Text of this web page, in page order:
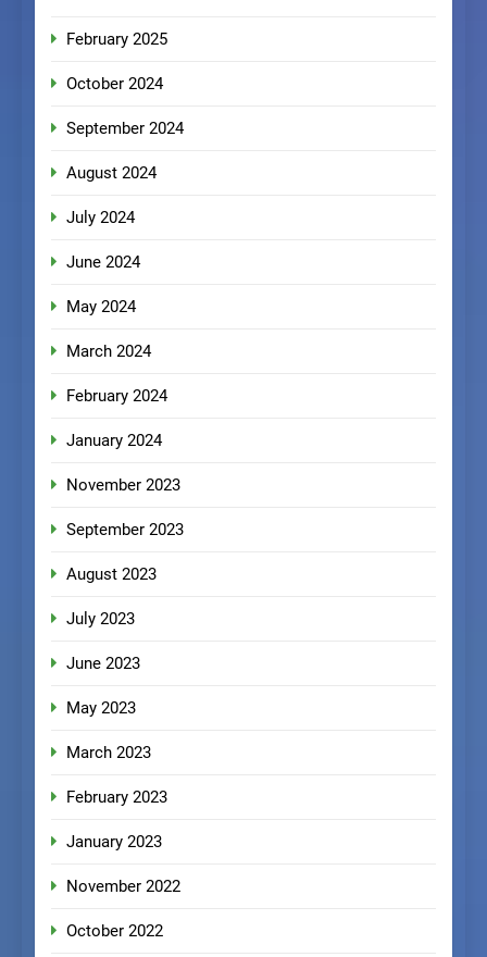
February 2025
October 2024
September 2024
August 2024
July 2024
June 2024
May 2024
March 2024
February 2024
January 2024
November 2023
September 2023
August 2023
July 2023
June 2023
May 2023
March 2023
February 2023
January 2023
November 2022
October 2022